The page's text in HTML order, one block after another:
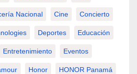
Nacional Cine Concierto
Deportes Educación
Entretenimiento Eventos
Honor HONOR Panamá